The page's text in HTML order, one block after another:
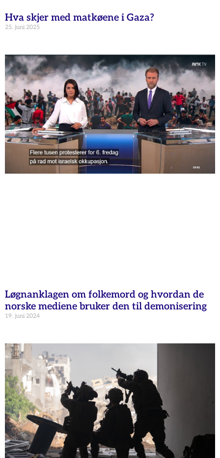
Hva skjer med matkøene i Gaza?
25. juni 2025
Løgnanklagen om folkemord og hvordan de
norske mediene bruker den til demonisering
19. juni 2024